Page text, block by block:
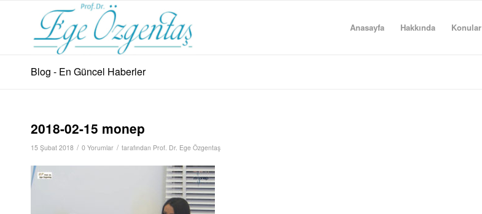
Anasayfa Hakkında Konular
Blog - En Güncel Haberler
2018-02-15 monep
15 Şubat 2018 / 0 Yorumlar / tarafından Prof. Dr. Ege Özgentaş